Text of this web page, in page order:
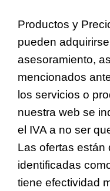
Productos y
pueden
asesoramiento,
mencionados
los servicios o
nuestra web se
el IVA a no ser
Las ofertas están
identificadas
tiene efectividad